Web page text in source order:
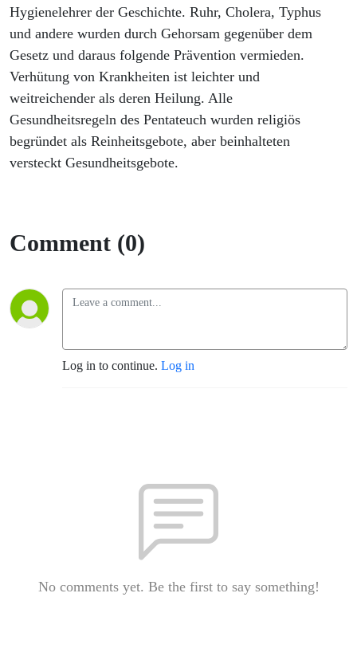
Hygienelehrer der Geschichte. Ruhr, Cholera, Typhus
und andere wurden durch Gehorsam gegenüber dem
Gesetz und daraus folgende Prävention vermieden.
Verhütung von Krankheiten ist leichter und
weitreichender als deren Heilung. Alle
Gesundheitsregeln des Pentateuch wurden religiös
begründet als Reinheitsgebote, aber beinhalteten
versteckt Gesundheitsgebote.
Comment (0)
Log in to continue. Log in
No comments yet. Be the first to say something!